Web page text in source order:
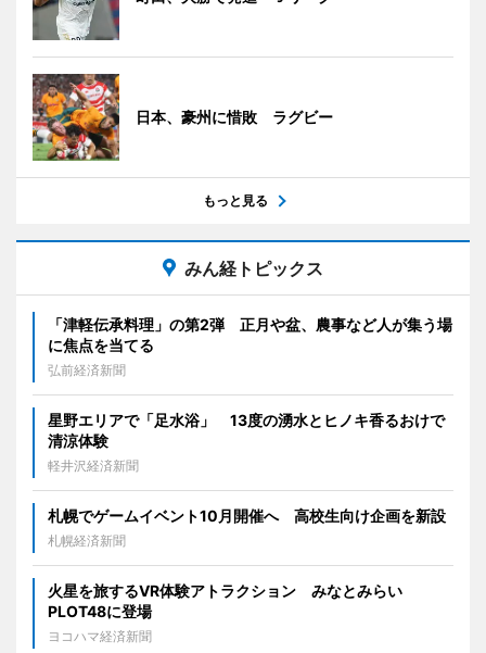
日本、豪州に惜敗 ラグビー
もっと見る
みん経トピックス
「津軽伝承料理」の第2弾 正月や盆、農事など人が集う場
に焦点を当てる
弘前経済新聞
星野エリアで「足水浴」 13度の湧水とヒノキ香るおけで
清涼体験
軽井沢経済新聞
札幌でゲームイベント10月開催へ 高校生向け企画を新設
札幌経済新聞
火星を旅するVR体験アトラクション みなとみらい
PLOT48に登場
ヨコハマ経済新聞